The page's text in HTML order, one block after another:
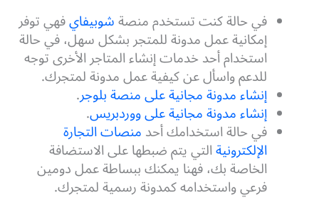
في حالة كنت تستخدم منصةشوبيفايفهي توفر
إمكانية عمل مدونة للمتجر بشكل سهل، في حالة
استخدام أحد خدمات إنشاء المتاجر الأخرى توجه
للدعم واسأل عن كيفية عمل مدونة لمتجرك.
إنشاء مدونة مجانية على منصة بلوجر.
إنشاء مدونة مجانية على ووردبريس.
في حالة استخدامك أحدمنصات التجارة
الإلكترونيةالتي يتم ضبطها على الاستضافة
الخاصة بك، فهنا يمكنك ببساطة عمل دومين
فرعي واستخدامه كمدونة رسمية لمتجرك.